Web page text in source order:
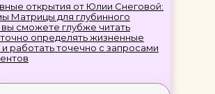
открытия от Юлии Снеговой:
Матрицы для глубинного
вы сможете глубже читать
определять жизненные
работать точечно с запросами